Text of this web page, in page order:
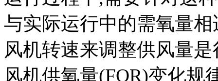
与实际运行中的需氧量
风机转速来调整供风量
风机供氧量(FOR)变化规